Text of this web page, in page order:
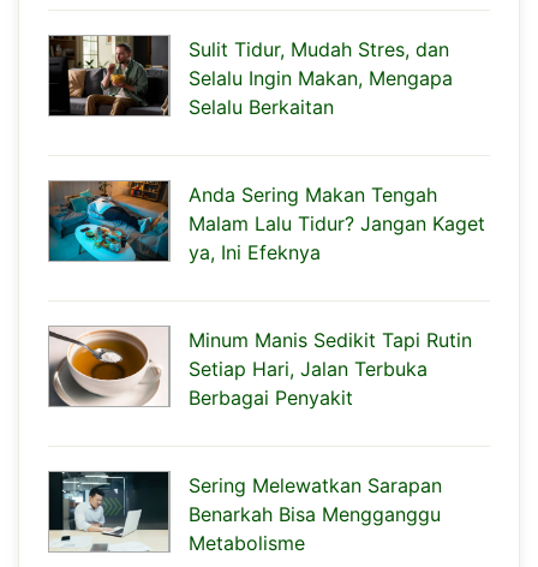
Sulit Tidur, Mudah Stres, dan
Selalu Ingin Makan, Mengapa
Selalu Berkaitan
Anda Sering Makan Tengah
Malam Lalu Tidur? Jangan Kaget
ya, Ini Efeknya
Minum Manis Sedikit Tapi Rutin
Setiap Hari, Jalan Terbuka
Berbagai Penyakit
Sering Melewatkan Sarapan
Benarkah Bisa Mengganggu
Metabolisme